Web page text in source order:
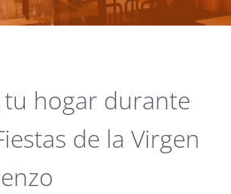
tu hogar durante
de la Virgen